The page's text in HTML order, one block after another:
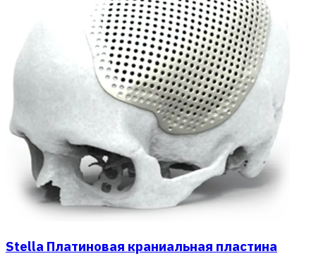
Stella Платиновая краниальная пластина